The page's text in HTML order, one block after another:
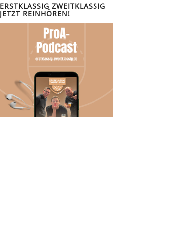
ERSTKLASSIG ZWEITKLASSIG
JETZT REINHÖREN!